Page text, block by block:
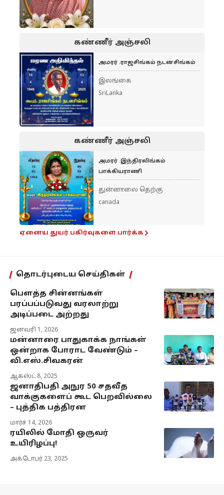
கண்ணீர் அஞ்சலி
அமரர் .ராஜசிங்கம் நடனசிங்கம்
இலங்கை
SriLanka
கண்ணீர் அஞ்சலி
அமரர் .இந்திரலிங்கம்
பாக்கியராணி
துன்னாலை தெற்கு
canada
ஏனைய துயர் பகிர்வுகளை பார்க்க
தொடர்புடைய செய்திகள்
பௌத்த சின்னங்கள்
பரப்பப்படுவது வரலாற்று
அடிப்படை அற்றது
ஜனவரி 1, 2026
மன்னாரை பாதுகாக்க நாங்கள்
ஒன்றாக போராட வேண்டும் –
வி.எஸ்.சிவகரன்
ஆகஸ்ட் 8, 2025
ஜனாதிபதி அநுர 50 சதவீத
வாக்குகளைப் கூட பெறவில்லை
– புத்திக பத்திரன
மார்ச் 14, 2026
ரயிலில் மோதி ஒருவர்
உயிரிழப்பு!
அக்டோபர் 23, 2025